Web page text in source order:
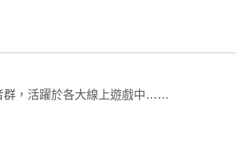
群，活躍於各大線上遊戲中……